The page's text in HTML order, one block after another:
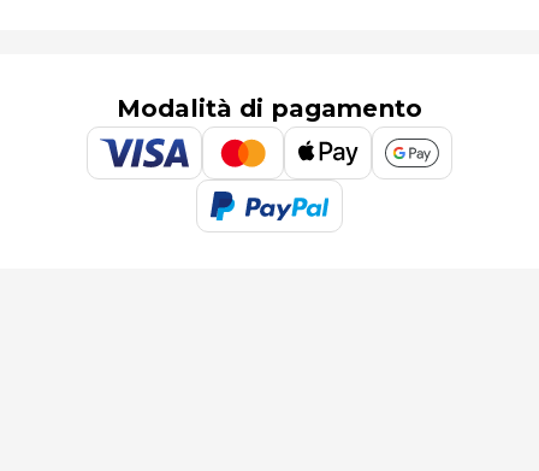
Modalità di pagamento